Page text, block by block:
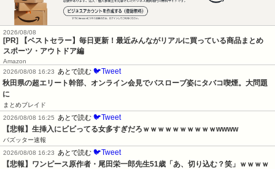
2026/08/08
[PR] 【ベストセラー】毎日更新！最近みんながリアルに買っている商品まとめ
スポーツ・アウトドア編
Amazon
2026/08/08 16:23
あとで読む 🐦Tweet
秋田県の超エリート幹部、オンライン会見でバスローブ姿にタバコ喫煙。大問題
に
まとめブレイド
2026/08/08 16:25
あとで読む 🐦Tweet
【悲報】生挿入にビビってる女多すぎだろｗｗｗｗｗｗｗｗｗｗwwww
バズッター速報
2026/08/08 16:23
あとで読む 🐦Tweet
【悲報】ワンピース原作者・尾田栄一郎先生51歳「あ、切り込む？笑」ｗｗｗｗ